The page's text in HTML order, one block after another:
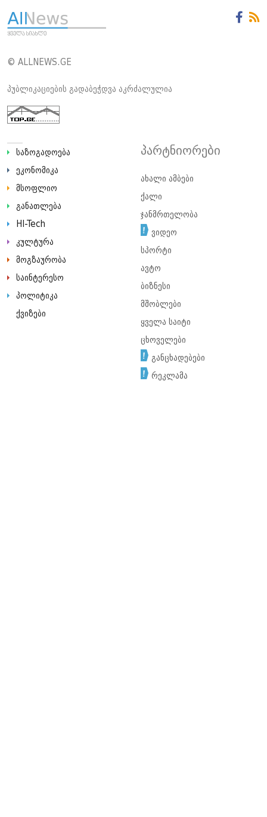
© ALLNEWS.GE
პუბლიკაციების გადაბეჭდვა აკრძალულია
საზოგადოება
ეკონომიკა
მსოფლიო
განათლება
HI-Tech
კულტურა
მოგზაურობა
საინტერესო
პოლიტიკა
ქვიზები
პარტნიორები
ახალი ამბები
ქალი
ჯანმრთელობა
ვიდეო
სპორტი
ავტო
ბიზნესი
მშობლები
ყველა საიტი
ცხოველები
განცხადებები
რეკლამა